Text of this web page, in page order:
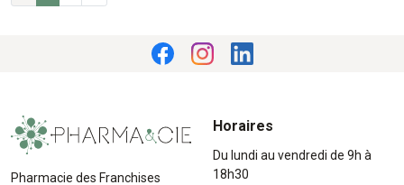
Pharmacie des Franchises
Horaires
Du lundi au vendredi de 9h à
18h30